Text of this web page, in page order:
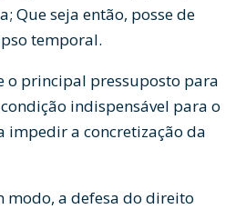
Que seja então, posse de
temporal.
o principal pressuposto para
indispensável para o
impedir a concretização da
modo, a defesa do direito